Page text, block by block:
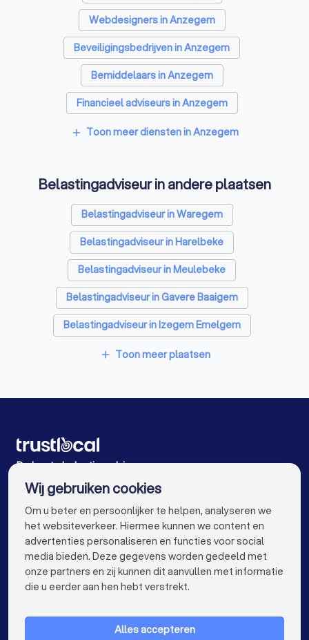
Webdesigners in Anzegem
Beveiligingsbedrijven in Anzegem
Bemiddelaars in Anzegem
Financieel adviseurs in Anzegem
Videografen in Anzegem
add Toon meer diensten in Anzegem
Belastingadviseur in andere plaatsen
Belastingadviseur in Waregem
Belastingadviseur in Harelbeke
Belastingadviseur in Meulebeke
Belastingadviseur in Gavere Baaigem
Belastingadviseur in Izegem Emelgem
Belastingadviseur in Ledegem Sint-Eloois-Winkel
Belastingadviseur in Merelbeke
Belastingadviseur in Aalter
Belastingadviseur in Antwerpen
Belastingadviseur in Gent
Belastingadviseur in Brugge
Belastingadviseur in Leuven
Belastingadviseur in Mechelen
add Toon meer plaatsen
De beste belastingadviseur voor u
VOOR PARTICULIEREN keyboard_arrow_down
Wij gebruiken cookies
Om u beter en persoonlijker te helpen, analyseren we
het websiteverkeer. Hiermee kunnen we content en
advertenties personaliseren en functies voor social
media bieden. Deze gegevens worden gedeeld met
onze partners en zij kunnen dit aanvullen met informatie
die u eerder aan hen hebt verstrekt.
Alles accepteren